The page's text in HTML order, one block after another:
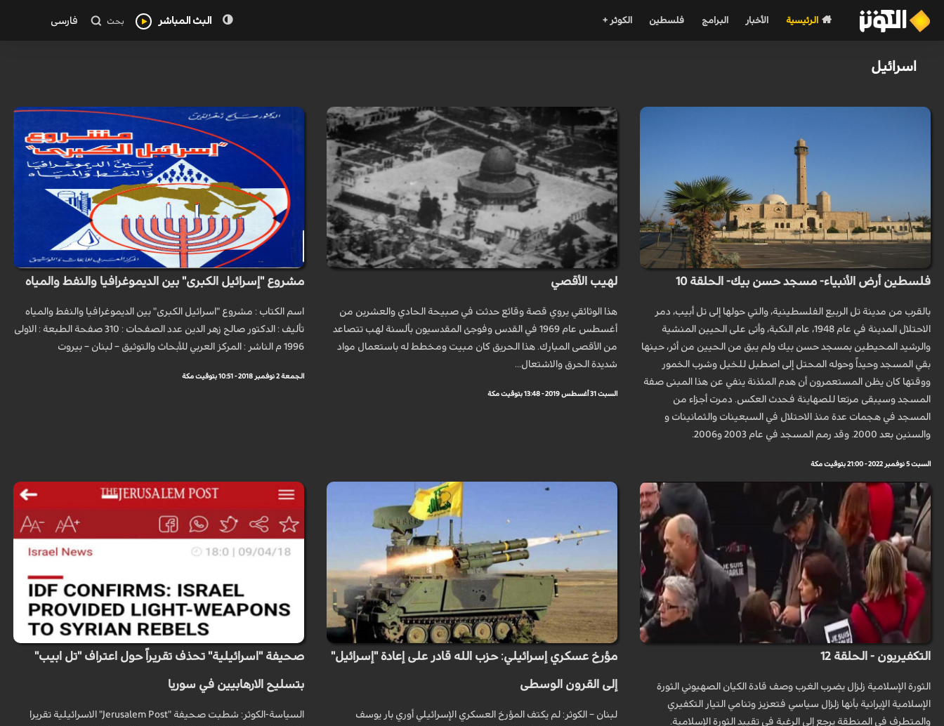
الرئيسية الأخبار البرامج فلسطين الكوثر + البث المباشر بحث فارسی
اسرائیل
فلسطين أرض الأنبياء- مسجد حسن بيك- الحلقة 10
بالقرب من مدينة تل الربيع الفلسطينية، والتي حولها إلى تل أبيب، دمر
الاحتلال المدينة في عام 1948، عام النكبة، وأتى على الحيين المنشية
والرشيد المحيطين بمسجد حسن بيك ولم يبق من الحيين من أثر، حينها
بقي المسجد وحيداً وحوله المحتل إلى اصطبل للخيل وشرب الخمور
ووقتها كان يظن المستعمرون أن هدم المئذنة ينفي عن هذا المبنى صفة
المسجد وسيبقى مرتعا للصهاينة فحدث العكس. دمرت أجزاء من
المسجد في هجمات عدة منذ الاحتلال في السبعينات والثمانينات و
والسنين بعد 2000. وقد رمم المسجد في عام 2003 و2006.
السبت 5 نوفمبر 2022 - 21:00 بتوقيت مكة
لهيب الأقصي
هذا الوثائقي يروي قصة وقائع حدثت في صبيحة الحادي والعشرين من
أغسطس عام 1969 في القدس وفوجئ المقدسيون بألسنة لهب تتصاعد
من الأقصى المبارك. هذا الحريق كان مبيت ومخطط له باستعمال مواد
شديدة الحرق والاشتعال...
السبت 31 أغسطس 2019 - 13:48 بتوقيت مكة
مشروع "إسرائيل الكبرى" بين الديموغرافيا والنفط والمياه
اسم الكتاب : مشروع "اسرائيل الكبرى" بين الديموغرافيا والنفط والمياه
تأليف : الدكتور صالح زهر الدين عدد الصفحات : 310 صفحة الطبعة : الاولى
1996 م الناشر : المركز العربي للأبحاث والتوثيق – لبنان – بيروت
الجمعة 2 نوفمبر 2018 - 10:51 بتوقيت مكة
التكفيريون - الحلقة 12
الثورة الإسلامية زلزال يضرب الغرب وصف قادة الكيان الصهيوني الثورة
الإسلامية الإيرانية بأنها زلزال سياسي فتعزيز وتنامي التيار التكفيري
والمتطرف في المنطقة يرجع إلى الرغبة في تقييد الثورة الإسلامية.
مؤرخ عسكري إسرائيلي: حزب الله قادر على إعادة "إسرائيل"
إلى القرون الوسطى
لبنان – الكوثر: لم يكتف المؤرخ العسكري الإسرائيلي أوري بار يوسف
صحيفة "اسرائيلية" تحذف تقريراً حول اعتراف "تل ابيب"
بتسليح الارهابيين في سوريا
السياسة-الكوثر: شطبت صحيفة "Jerusalem Post" الاسرائيلية تقريرا